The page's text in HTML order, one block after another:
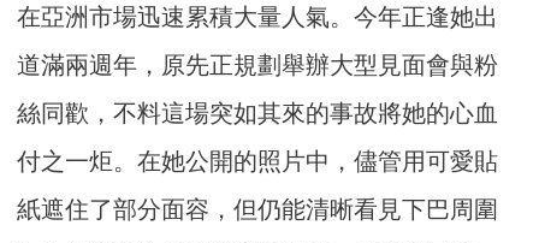
在亞洲市場迅速累積大量人氣。今年正逢她出
道滿兩週年，原先正規劃舉辦大型見面會與粉
絲同歡，不料這場突如其來的事故將她的心血
付之一炬。在她公開的照片中，儘管用可愛貼
紙遮住了部分面容，但仍能清晰看見下巴周圍